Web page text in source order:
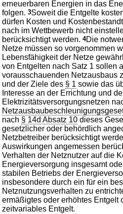
erneuerbaren Energien in das
folgen.3Soweit die Entgelte
dürfen Kosten und
nach im Wettbewerb nicht
berücksichtigt werden.4Die
Netze müssen so vorgenommen
Lebensfähigkeit der Netze
von Entgelten nach Satz 1 sollen
vorausschauenden Netzausbaus
und der Ziele des § 1 sowie das
Interesse an der Errichtung und
Elektrizitätsversorgungsnetzen
nach § 14d Absatz 10 dieses
gesetzlicher oder behördlich
Netzbetreiber berücksichtigt
Auswirkungen angemessen
Verhalten der Netznutzer auf die
Energieversorgung insgesamt
stabilen Betriebs der
insbesondere durch ein für ein
Netznutzungsverhalten zu
ermäßigtes oder erhöhtes Entgelt
zeitvariables Entgelt.